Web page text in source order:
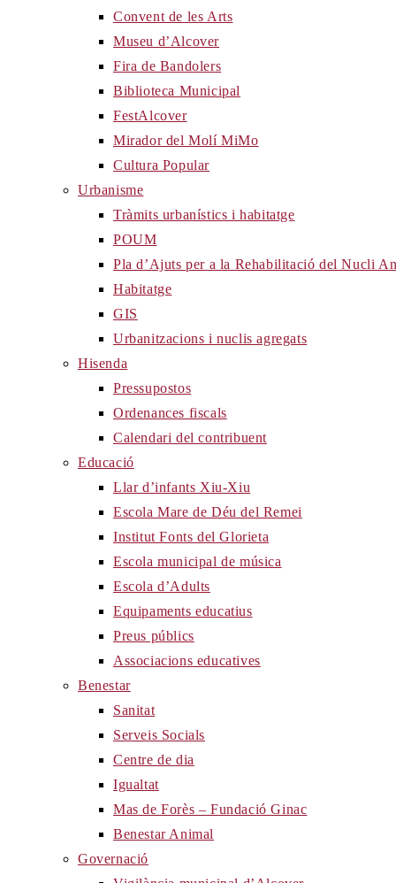
Convent de les Arts
Museu d’Alcover
Fira de Bandolers
Biblioteca Municipal
FestAlcover
Mirador del Molí MiMo
Cultura Popular
Urbanisme
Tràmits urbanístics i habitatge
POUM
Pla d’Ajuts per a la Rehabilitació del Nucli
Habitatge
GIS
Urbanitzacions i nuclis agregats
Hisenda
Pressupostos
Ordenances fiscals
Calendari del contribuent
Educació
Llar d’infants Xiu-Xiu
Escola Mare de Déu del Remei
Institut Fonts del Glorieta
Escola municipal de música
Escola d’Adults
Equipaments educatius
Preus públics
Associacions educatives
Benestar
Sanitat
Serveis Socials
Centre de dia
Igualtat
Mas de Forès – Fundació Ginac
Benestar Animal
Governació